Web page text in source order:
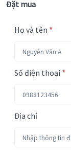
Đặt mua
Họ và tên *
Số điện thoại *
Địa chỉ